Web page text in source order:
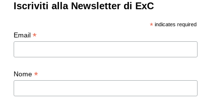
Iscriviti alla Newsletter di ExC
* indicates required
Email *
Nome *